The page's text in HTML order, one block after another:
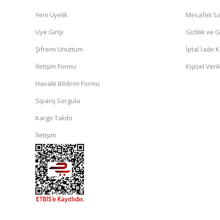
Yeni Üyelik
Üye Girişi
Şifremi Unuttum
İletişim Formu
Havale Bildirim Formu
Sipariş Sorgula
Kargo Takibi
İletişim
Mesafeli
Gizlilik ve
İptal İade
Kişisel